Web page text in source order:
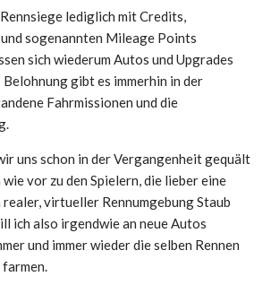
lediglich mit Credits,
sogenannten Mileage Points
sich wiederum Autos und Upgrades
gibt es immerhin in der
Fahrmissionen und die
uns schon in der Vergangenheit gequält
vor zu den Spielern, die lieber eine
virtueller Rennumgebung Staub
ich also irgendwie an neue Autos
und immer wieder die selben Rennen